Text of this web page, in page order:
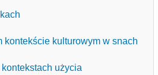
kontekście kulturowym w snach
użycia